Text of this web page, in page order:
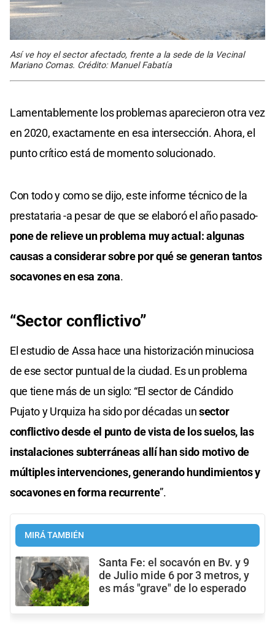
Así ve hoy el sector afectado, frente a la sede de la Vecinal
Mariano Comas. Crédito: Manuel Fabatía
Lamentablemente los problemas aparecieron otra vez
en 2020, exactamente en esa intersección. Ahora, el
punto crítico está de momento solucionado.
Con todo y como se dijo, este informe técnico de la
prestataria -a pesar de que se elaboró el año pasado-
pone de relieve un problema muy actual: algunas
causas a considerar sobre por qué se generan tantos
socavones en esa zona.
“Sector conflictivo”
El estudio de Assa hace una historización minuciosa
de ese sector puntual de la ciudad. Es un problema
que tiene más de un siglo: “El sector de Cándido
Pujato y Urquiza ha sido por décadas unsector
conflictivo desde el punto de vista de los suelos, las
instalaciones subterráneas allí han sido motivo de
múltiples intervenciones, generando hundimientos y
socavones en forma recurrente”.
MIRÁ TAMBIÉN
Santa Fe: el socavón en Bv. y 9
de Julio mide 6 por 3 metros, y
es más "grave" de lo esperado